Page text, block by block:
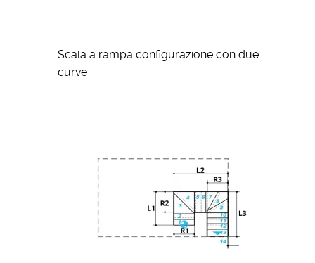
Scala a rampa configurazione con due
curve